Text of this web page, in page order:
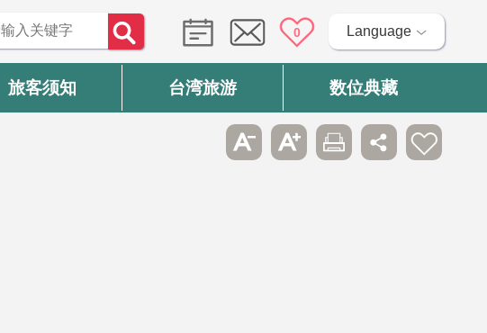
0 Language
旅客须知 台湾旅游 数位典藏